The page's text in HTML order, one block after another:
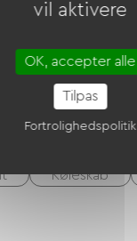
Lav linge
Køleskab
vil aktivere
OK, accepter alle
Tilpas
Fortrolighedspolitik